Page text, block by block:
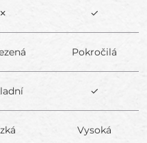
✗ ✓
Pokročilá
✓
Vysoká